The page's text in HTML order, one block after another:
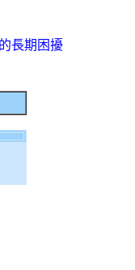
長期困擾